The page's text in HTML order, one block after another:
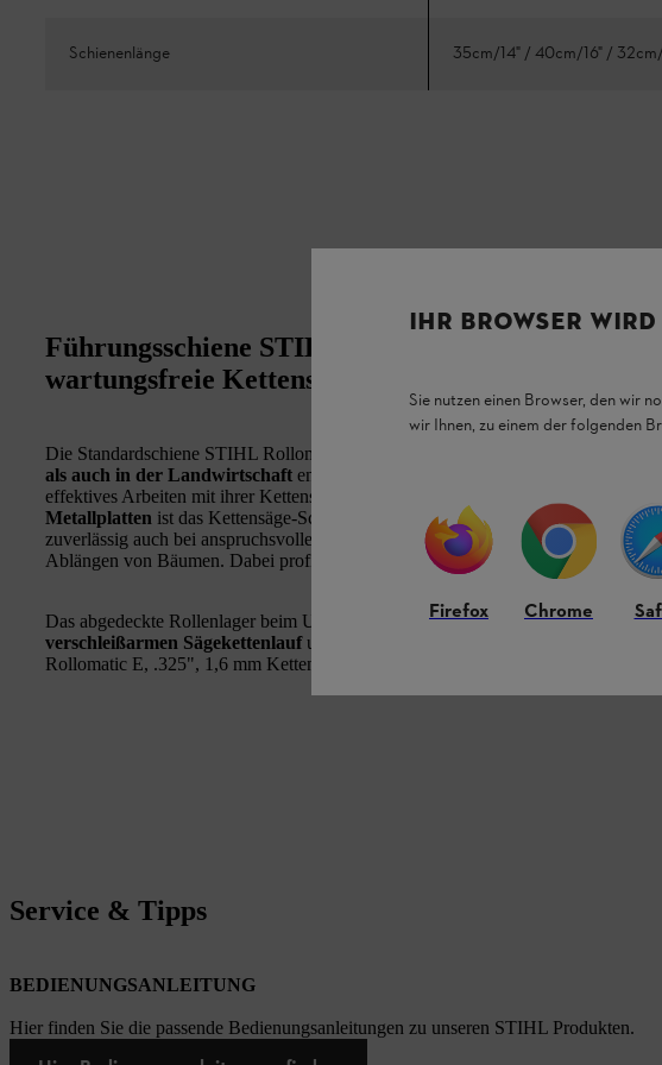
Schienenlänge 35cm/14" / 40cm/16" /
Führungsschiene STIHL Light 04, .325", 1,6 mm:
wartungsfreie Kettensäge-Schiene
Die Standardschiene STIHL Rollomatic E, .325", 1,6 mm wurde für
als auch in der Landwirtschaft entwickelt. Sie ist
effektives Arbeiten mit ihrer Kettensäge, wie etwa der STIHL MS 261. Dank der
Metallplatten ist das Kettensäge-Schwert sehr stabil. Die STIHL Rollomatic E,
zuverlässig auch bei anspruchsvollen Arbeiten wie dem Zuschnitt von Bauholz
Ablängen von Bäumen. Dabei profitieren Sie vomgeringen Gewichtder STIHL
Das abgedeckte Rollenlager beim Umlenkstern und dieLebensdauerschmierung
verschleißarmen Sägekettenlaufund sorgen so für eine
Rollomatic E, .325", 1,6 mm Kettensäge-Schiene ist
Service & Tipps
BEDIENUNGSANLEITUNG
Hier finden Sie die passende Bedienungsanleitungen zu unseren STIHL Produkten.
IHR BROWSER
Sie nutzen einen Browser, den wir
wir Ihnen, zu einem der folgenden
Firefox Chrome